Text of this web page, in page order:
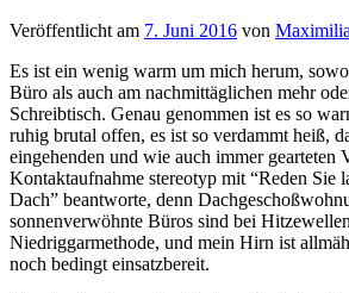
Veröffentlicht am 7. Juni 2016 von
Es ist ein wenig warm um mich herum,
Büro als auch am nachmittäglichen mehr
Schreibtisch. Genau genommen ist es so
ruhig brutal offen, es ist so verdammt heiß,
eingehenden und wie auch immer gearteten
Kontaktaufnahme stereotyp mit “Reden Sie
Dach” beantworte, denn
sonnenverwöhnte Büros sind bei
Niedriggarmethode, und mein Hirn ist
noch bedingt einsatzbereit.